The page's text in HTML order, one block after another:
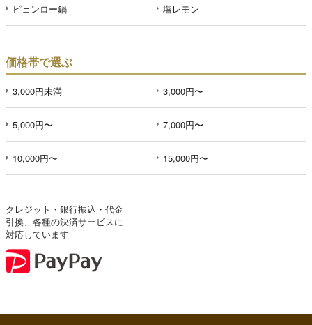
ピェンロー鍋 塩レモン
価格帯で選ぶ
3,000円未満 3,000円〜
5,000円〜 7,000円〜
10,000円〜 15,000円〜
クレジット・銀行振込・代金
引換、各種の決済サービスに
対応しています